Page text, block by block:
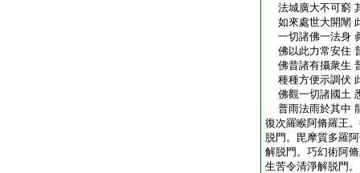
法城廣大不可窮
如來處世大開闡
一切諸佛一法身
佛以此力常安住
佛昔諸有攝衆生
種種方便示調伏
佛觀一切諸國土
普雨法雨於其中
復次羅睺阿脩羅王
脱門。毘摩質多羅
解脱門。巧幻術阿
生苦令清淨解脱門